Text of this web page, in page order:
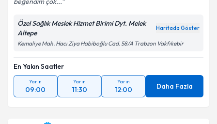
Özel Sağlık Meslek Hizmet Birimi Dyt. Melek
Altepe
Haritada Göster
Kemaliye Mah. Hacı Ziya Habiboğlu Cad. 58/A Trabzon Vakfıkebir
En Yakın Saatler
Yarın
09:00
Yarın
11:30
Yarın
12:00 Daha Fazla